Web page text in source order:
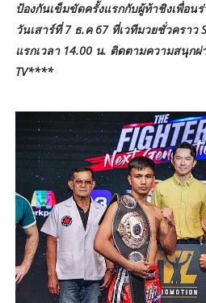
ป้องกันเข็มขัดครั้งแรกกับผู้ท้าชิงเพื่อ
วันเสาร์ที่ 7 ธ.ค 67 ที่เวทีมวยชั่วคราว
แรกเวลา 14.00 น. ติดตามความสนุก
TV****